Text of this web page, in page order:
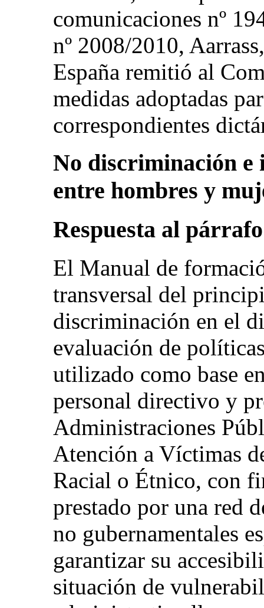
comunicaciones nº
nº 2008/2010,
España remitió al
medidas adoptadas
correspondientes
No discriminación e
entre hombres y
Respuesta al
El Manual de
transversal del
discriminación en el
evaluación de
utilizado como base
personal directivo y
Administraciones
Atención a Víctimas
Racial o Étnico, con
prestado por una red
no gubernamentales
garantizar su
situación de